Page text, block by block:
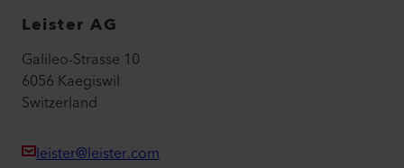
Leister AG
Galileo-Strasse 10
6056 Kaegiswil
Switzerland
leister@leister.com